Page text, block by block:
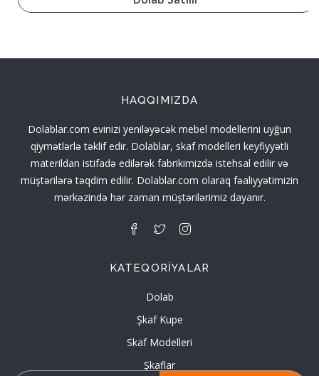
HAQQIMIZDA
Dolablar.com evinizi yeniləyəcək mebel modellerini uyğun
qiymətlərlə təklif edir. Dolablar, skaf modelleri keyfiyyətli
materildan istifadə edilərək fabrikimizdə istehsal edilir və
müştərilərə təqdim edilir. Dolablar.com olaraq fəaliyyətimizin
mərkəzində hər zaman müştərilərimiz dayanır.
KATEQORIYALAR
Dolab
Şkaf Kupe
Skaf Modelleri
Şkaflar